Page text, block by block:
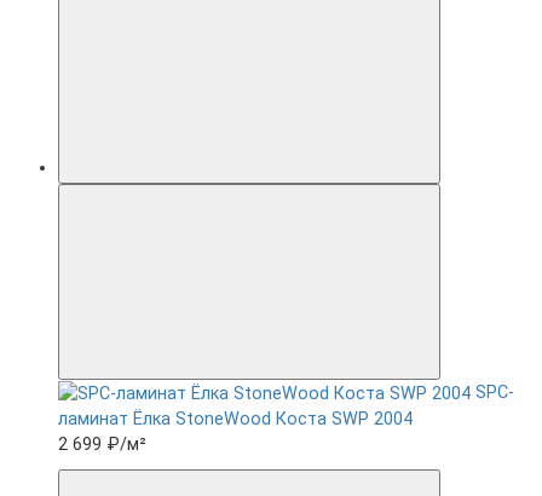
SPC-
ламинат Ëлка StoneWood Коста SWP 2004
2 699 ₽/м²